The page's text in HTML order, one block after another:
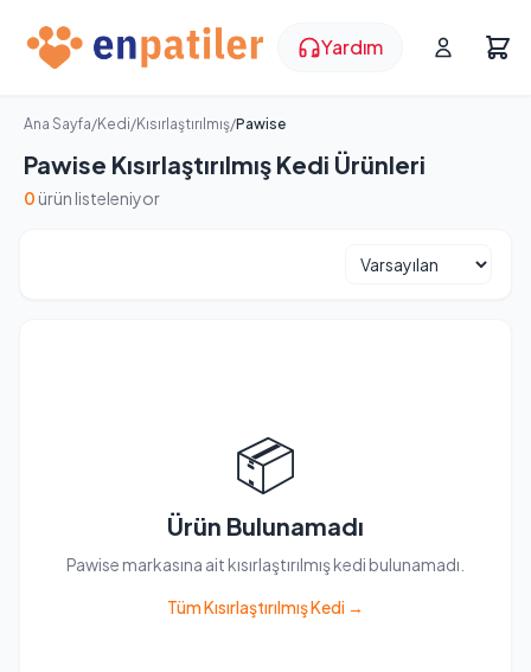
Yardım
Ana Sayfa/Kedi/Kısırlaştırılmış/Pawise
Pawise Kısırlaştırılmış Kedi Ürünleri
0 ürün listeleniyor
📦
Ürün Bulunamadı
Pawise markasına ait kısırlaştırılmış kedi bulunamadı.
Tüm Kısırlaştırılmış Kedi →